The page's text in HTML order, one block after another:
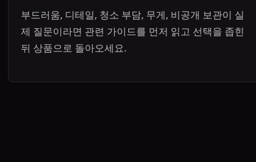
부드러움, 디테일, 청소 부담, 무게, 비공개 보관이 실
제 질문이라면 관련 가이드를 먼저 읽고 선택을 좁힌
뒤 상품으로 돌아오세요.